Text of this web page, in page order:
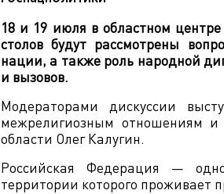
18 и 19 июля в областном
столов будут рассмотрены
нации, а также роль народной
и вызовов.
Модераторами дискуссии
межрелигиозным отношениям
области Олег Калугин.
Российская Федерация —
территории которого проживает